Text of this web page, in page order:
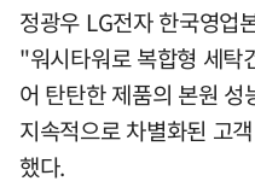
정광우 LG전자 한국영업
"워시타워로 복합형 세탁
어 탄탄한 제품의 본원
지속적으로 차별화된 고
했다.